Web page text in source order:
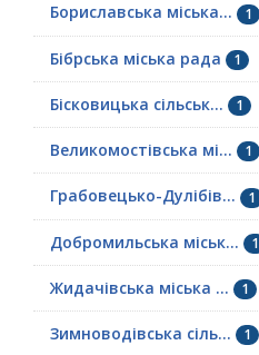
Бориславська міська... 1
Бібрська міська рада 1
Бісковицька сільськ... 1
Великомостівська мі... 1
Грабовецько-Дулібів... 1
Добромильська міськ... 1
Жидачівська міська ... 1
Зимноводівська сіль... 1